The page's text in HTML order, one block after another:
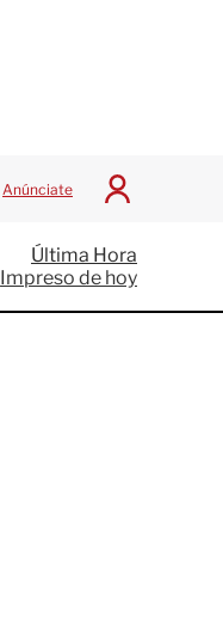
Anúnciate
I
c
i
a
Última Hora
Impreso de hoy